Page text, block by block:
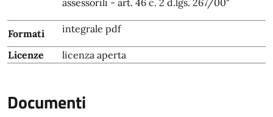
assessorili - art. 46 c. 2 d.lgs. 267/00"
Formati integrale pdf
Licenze licenza aperta
Documenti